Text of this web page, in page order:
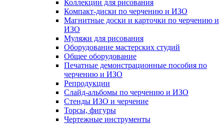
Коллекции для рисования
Компакт-диски по черчению и ИЗО
Магнитные доски и карточки по черчению и
ИЗО
Муляжи для рисования
Оборудование мастерских студий
Общее оборудование
Печатные демонстрационные пособия по
черчению и ИЗО
Репродукции
Слайд-альбомы по черчению и ИЗО
Стенды ИЗО и черчение
Торсы, фигуры
Чертежные инструменты